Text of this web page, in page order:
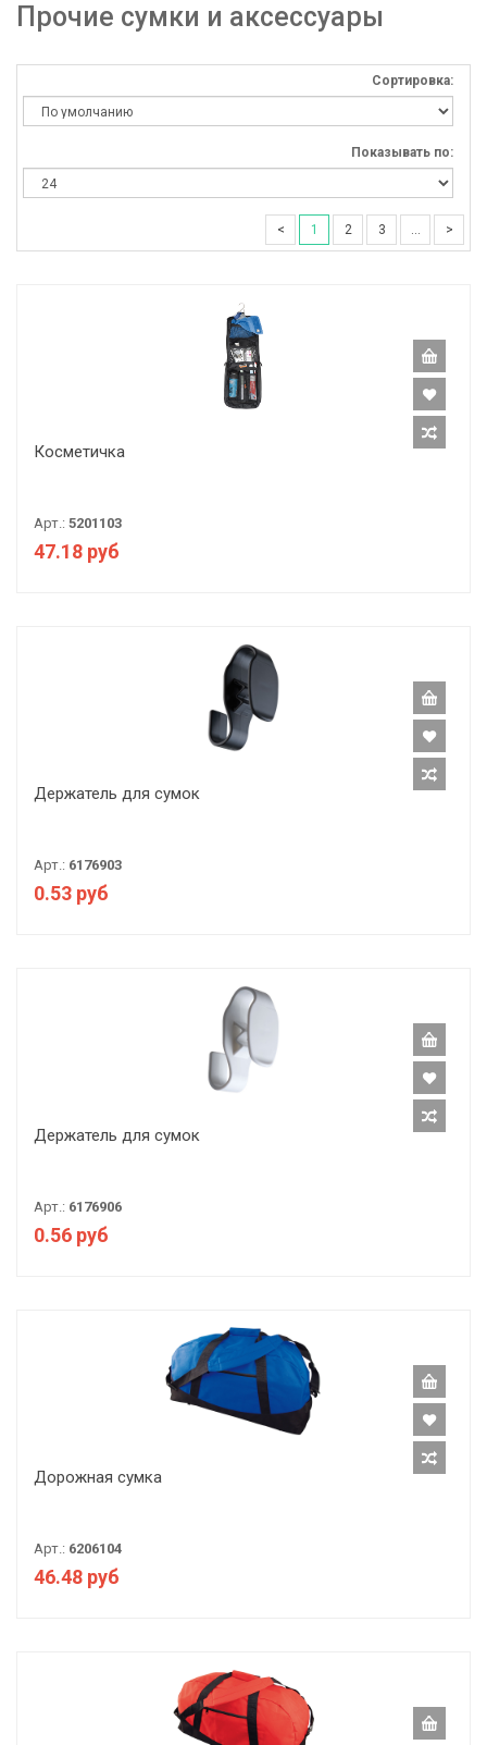
Прочие сумки и аксессуары
Сортировка:
Показывать по:
< 1 2 3 ... >
Косметичка
Арт.: 5201103
47.18 руб
Держатель для сумок
Арт.: 6176903
0.53 руб
Держатель для сумок
Арт.: 6176906
0.56 руб
Дорожная сумка
Арт.: 6206104
46.48 руб